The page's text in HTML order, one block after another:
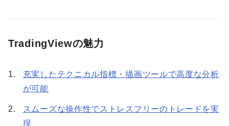
TradingViewの魅力
充実したテクニカル指標・描画ツールで高度な分析
が可能
スムーズな操作性でストレスフリーのトレードを実
現